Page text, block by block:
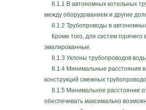
8.1.1 В автономных котельных
между оборудованием и другие
8.1.2 Трубопроводы в
Кроме того, для систем
эмалированные.
8.1.3 Уклоны трубопроводов
8.1.4 Минимальные расстояния в
конструкций смежных
8.1.5 Минимальное расстояние
обеспечивать максимально